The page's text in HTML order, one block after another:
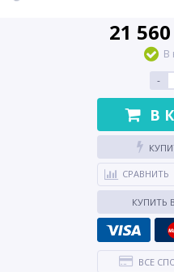
21
В
-
В
СРАВНИТЬ
КУПИТЬ
ВСЕ